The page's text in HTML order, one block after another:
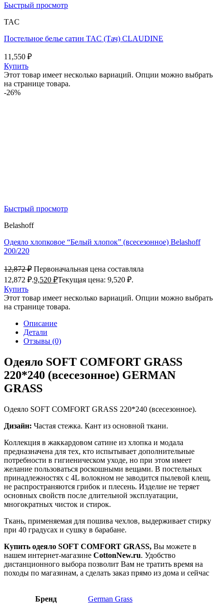
Быстрый просмотр
TAC
Постельное белье сатин TAC (Тач) CLAUDINE
11,550 ₽
Купить
Этот товар имеет несколько вариаций. Опции можно выбрать
на странице товара.
-26%
Быстрый просмотр
Belashoff
Одеяло хлопковое “Белый хлопок” (всесезонное) Belashoff
200/220
12,872₽ Первоначальная цена составляла
12,872 ₽.9,520 ₽Текущая цена: 9,520 ₽.
Купить
Этот товар имеет несколько вариаций. Опции можно выбрать
на странице товара.
Описание
Детали
Отзывы (0)
Одеяло SOFT COMFORT GRASS
220*240 (всесезонное) GERMAN
GRASS
Одеяло SOFT COMFORT GRASS 220*240 (всесезонное).
Дизайн: Частая стежка. Кант из основной ткани.
Коллекция в жаккардовом сатине из хлопка и модала
предназначена для тех, кто испытывает дополнительные
потребности в гигиеническом уходе, но при этом имеет
желание пользоваться роскошными вещами. В постельных
принадлежностях с 4L волокном не заводится пылевой клещ,
не распространяются грибок и плесень. Изделие не теряет
основных свойств после длительной эксплуатации,
многократных чисток и стирок.
Ткань, применяемая для пошива чехлов, выдерживает стирку
при 40 градусах и сушку в барабане.
Купить одеяло SOFT COMFORT GRASS, Вы можете в
нашем интернет-магазине CottonNew.ru. Удобство
дистанционного выбора позволит Вам не тратить время на
походы по магазинам, а сделать заказ прямо из дома и сейчас
Бренд German Grass